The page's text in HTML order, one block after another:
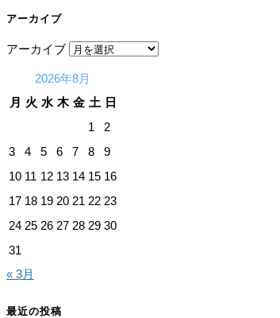
アーカイブ
アーカイブ
2026年8月
月 火 水 木 金 土 日
1
2
3
4 5 6 7 8
9
10 11 12 13 14 15 16
17 18 19 20 21 22 23
24 25 26 27 28 29 30
31
« 3月
最近の投稿